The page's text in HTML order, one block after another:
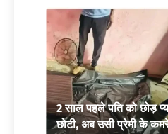
2 साल पहले पति को छोड़
छोटी, अब उसी प्रेमी के